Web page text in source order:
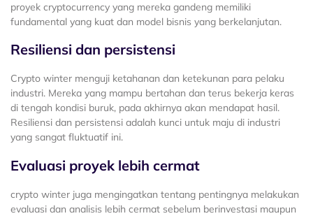
proyek cryptocurrency yang mereka gandeng memiliki
fundamental yang kuat dan model bisnis yang berkelanjutan.
Resiliensi dan persistensi
Crypto winter menguji ketahanan dan ketekunan para pelaku
industri. Mereka yang mampu bertahan dan terus bekerja keras
di tengah kondisi buruk, pada akhirnya akan mendapat hasil.
Resiliensi dan persistensi adalah kunci untuk maju di industri
yang sangat fluktuatif ini.
Evaluasi proyek lebih cermat
crypto winter juga mengingatkan tentang pentingnya melakukan
evaluasi dan analisis lebih cermat sebelum berinvestasi maupun